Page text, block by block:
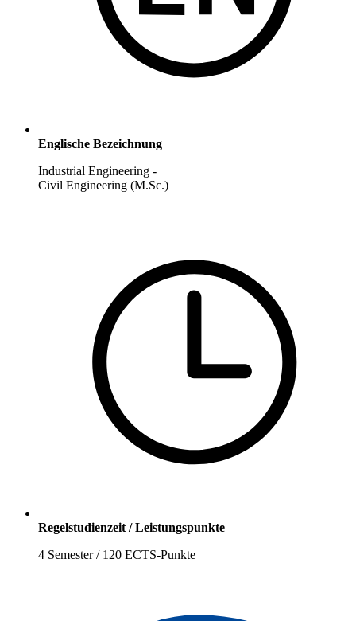
Englische Bezeichnung
Industrial Engineering -
Civil Engineering (M.Sc.)
Regelstudienzeit / Leistungspunkte
4 Semester / 120 ECTS-Punkte